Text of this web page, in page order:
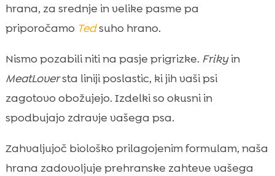
hrana, za srednje in velike pasme pa
priporočamo Tedsuho hrano.
Nismo pozabili niti na pasje prigrizke. Frikyin
MeatLoversta liniji poslastic, ki jih vaši psi
zagotovo obožujejo. Izdelki so okusni in
spodbujajo zdravje vašega psa.
Zahvaljujoč biološko prilagojenim formulam, naša
hrana zadovoljuje prehranske zahteve vašega